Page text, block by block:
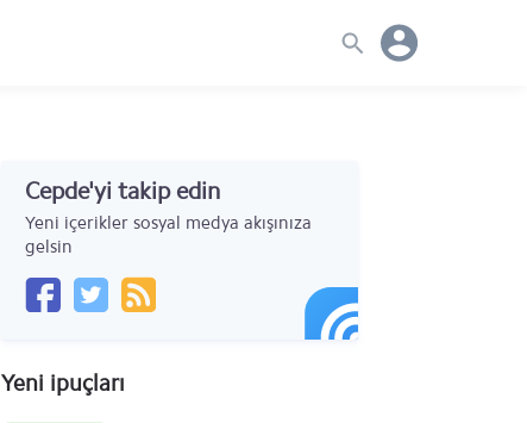
Cepde'yi takip edin
Yeni içerikler sosyal medya akışınıza
gelsin
Yeni ipuçları